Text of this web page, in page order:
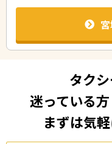
タク
迷っている
まずは気